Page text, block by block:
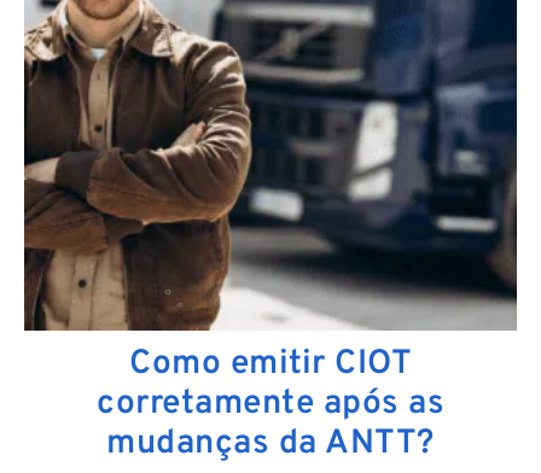
Como emitir CIOT
corretamente após as
mudanças da ANTT?